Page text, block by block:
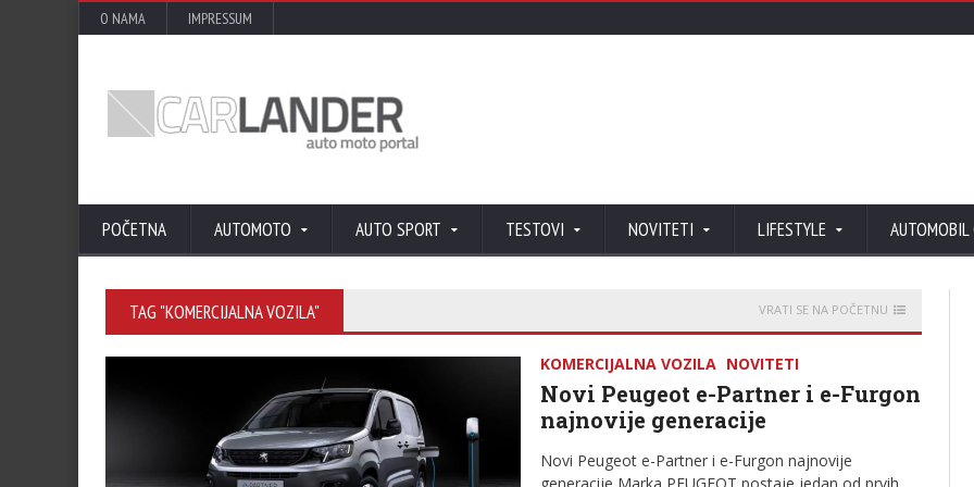
O NAMA IMPRESSUM
POČETNA AUTOMOTO AUTO SPORT TESTOVI NOVITETI LIFESTYLE AUTOMOBIL
TAG "KOMERCIJALNA VOZILA" VRATI SE NA POČETNU
KOMERCIJALNA VOZILA NOVITETI
Novi Peugeot e-Partner i e-Furgon
najnovije generacije
Novi Peugeot e-Partner i e-Furgon najnovije